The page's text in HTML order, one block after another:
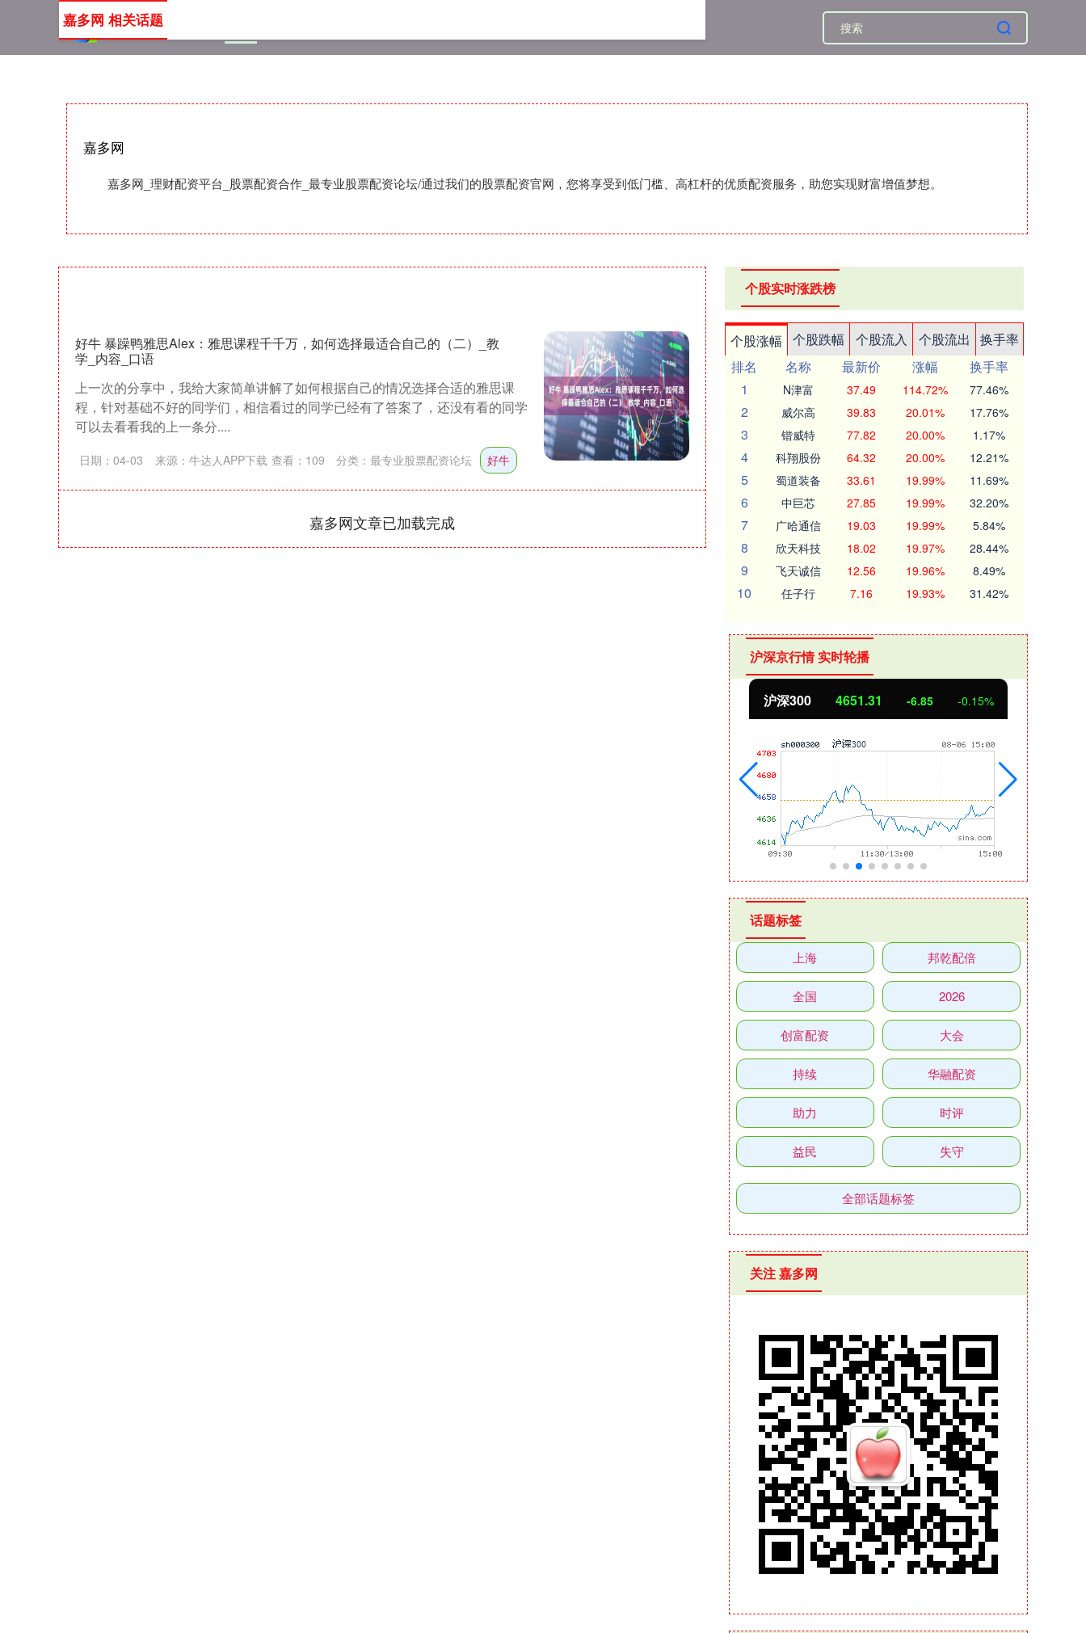
嘉多网
嘉多网_理财配资平台_股票配资合作_最专业股票配资论坛/通过我们的股票配资官网，您将享受到低门槛、高杠杆的优质配资服务，助您实现财富增值梦想。
嘉多网 相关话题
好牛 暴躁鸭雅思Alex：雅思课程千千万，如何选择最适合自己的（二）_教
学_内容_口语
上一次的分享中，我给大家简单讲解了如何根据自己的情况选择合适的雅思课
程，针对基础不好的同学们，相信看过的同学已经有了答案了，还没有看的同学
可以去看看我的上一条分....
日期：04-03 来源：牛达人APP下载 查看： 109 分类： 最专业股票配资论坛 好牛
嘉多网文章已加载完成
个股实时涨跌榜
个股涨幅 个股跌幅 个股流入 个股流出
换手率
排名
名称 最新价 涨幅
换手率
1
N津富 37.49 114.72% 77.46%
2 威尔高 39.83 20.01% 17.76%
3 锴威特 77.82 20.00% 1.17%
4 科翔股份 64.32 20.00% 12.21%
5 蜀道装备 33.61 19.99% 11.69%
6 中巨芯 27.85 19.99% 32.20%
7 广哈通信 19.03 19.99% 5.84%
8 欣天科技 18.02 19.97% 28.44%
9 飞天诚信 12.56 19.96% 8.49%
10 任子行 7.16 19.93% 31.42%
沪深京行情 实时轮播
沪深300 4651.31 -6.85 -0.15%
话题标签
上海 邦乾配倍
全国 2026
创富配资 大会
持续 华融配资
助力 时评
益民 失守
全部话题标签
关注 嘉多网